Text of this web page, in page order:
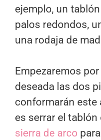
ejemplo, un
palos redondos,
una rodaja de
Empezaremos
deseada las dos
conformarán este
es serrar el
sierra de arco